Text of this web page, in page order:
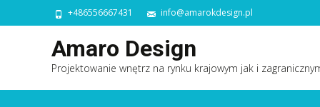
+486556667431 info@amarokdesign.pl
Amaro Design
Projektowanie wnętrz na rynku krajowym jak i